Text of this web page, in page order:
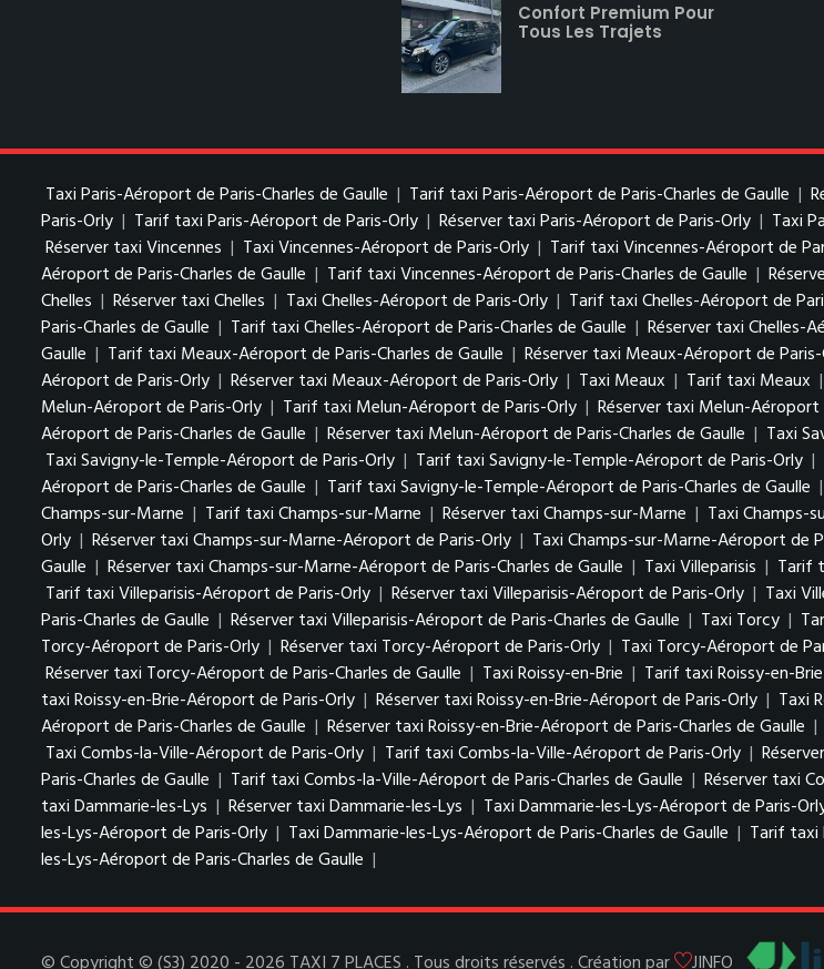
Confort Premium Pour
Tous Les Trajets
Taxi Paris-Aéroport de Paris-Charles de Gaulle | Tarif taxi Paris-Aéroport de Paris-Charles de Gaulle |
Paris-Orly | Tarif taxi Paris-Aéroport de Paris-Orly | Réserver taxi Paris-Aéroport de Paris-Orly | Taxi
Réserver taxi Vincennes | Taxi Vincennes-Aéroport de Paris-Orly | Tarif taxi Vincennes-Aéroport de
Aéroport de Paris-Charles de Gaulle | Tarif taxi Vincennes-Aéroport de Paris-Charles de Gaulle |
Chelles | Réserver taxi Chelles | Taxi Chelles-Aéroport de Paris-Orly | Tarif taxi Chelles-Aéroport de
Paris-Charles de Gaulle | Tarif taxi Chelles-Aéroport de Paris-Charles de Gaulle | Réserver taxi Chelles-
Gaulle | Tarif taxi Meaux-Aéroport de Paris-Charles de Gaulle | Réserver taxi Meaux-Aéroport de Paris-
Aéroport de Paris-Orly | Réserver taxi Meaux-Aéroport de Paris-Orly | Taxi Meaux | Tarif taxi Meaux |
Melun-Aéroport de Paris-Orly | Tarif taxi Melun-Aéroport de Paris-Orly | Réserver taxi Melun-
Aéroport de Paris-Charles de Gaulle | Réserver taxi Melun-Aéroport de Paris-Charles de Gaulle | Taxi
Taxi Savigny-le-Temple-Aéroport de Paris-Orly | Tarif taxi Savigny-le-Temple-Aéroport de Paris-Orly |
Aéroport de Paris-Charles de Gaulle | Tarif taxi Savigny-le-Temple-Aéroport de Paris-Charles de Gaulle |
Champs-sur-Marne | Tarif taxi Champs-sur-Marne | Réserver taxi Champs-sur-Marne | Taxi Champs-
Orly | Réserver taxi Champs-sur-Marne-Aéroport de Paris-Orly | Taxi Champs-sur-Marne-Aéroport de
Gaulle | Réserver taxi Champs-sur-Marne-Aéroport de Paris-Charles de Gaulle | Taxi Villeparisis | Tarif
Tarif taxi Villeparisis-Aéroport de Paris-Orly | Réserver taxi Villeparisis-Aéroport de Paris-Orly | Taxi
Paris-Charles de Gaulle | Réserver taxi Villeparisis-Aéroport de Paris-Charles de Gaulle | Taxi Torcy |
Torcy-Aéroport de Paris-Orly | Réserver taxi Torcy-Aéroport de Paris-Orly | Taxi Torcy-Aéroport de
Réserver taxi Torcy-Aéroport de Paris-Charles de Gaulle | Taxi Roissy-en-Brie | Tarif taxi Roissy-en-Brie
taxi Roissy-en-Brie-Aéroport de Paris-Orly | Réserver taxi Roissy-en-Brie-Aéroport de Paris-Orly | Taxi
Aéroport de Paris-Charles de Gaulle | Réserver taxi Roissy-en-Brie-Aéroport de Paris-Charles de Gaulle |
Taxi Combs-la-Ville-Aéroport de Paris-Orly | Tarif taxi Combs-la-Ville-Aéroport de Paris-Orly |
Paris-Charles de Gaulle | Tarif taxi Combs-la-Ville-Aéroport de Paris-Charles de Gaulle | Réserver taxi
taxi Dammarie-les-Lys | Réserver taxi Dammarie-les-Lys | Taxi Dammarie-les-Lys-Aéroport de Paris-
les-Lys-Aéroport de Paris-Orly | Taxi Dammarie-les-Lys-Aéroport de Paris-Charles de Gaulle | Tarif taxi
les-Lys-Aéroport de Paris-Charles de Gaulle |